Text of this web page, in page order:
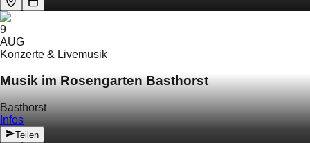
9
AUG
Konzerte & Livemusik
Musik im Rosengarten Basthorst
Basthorst
Infos
Teilen